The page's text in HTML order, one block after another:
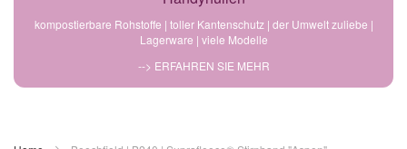
kompostierbare Rohstoffe | toller Kantenschutz | der Umwelt zuliebe |
Lagerware | viele Modelle
--> ERFAHREN SIE MEHR